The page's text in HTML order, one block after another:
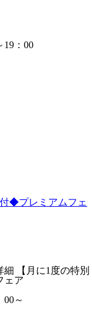
19：00
◆プレミアムフェ
細 【月に1度の特別
ェア
00～